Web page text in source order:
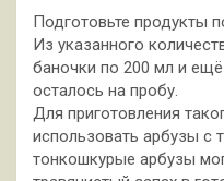
Подготовьте продукты
Из указанного
баночки по 200 мл и
осталось на пробу.
Для приготовления
использовать арбузы с
тонкошкурые арбузы